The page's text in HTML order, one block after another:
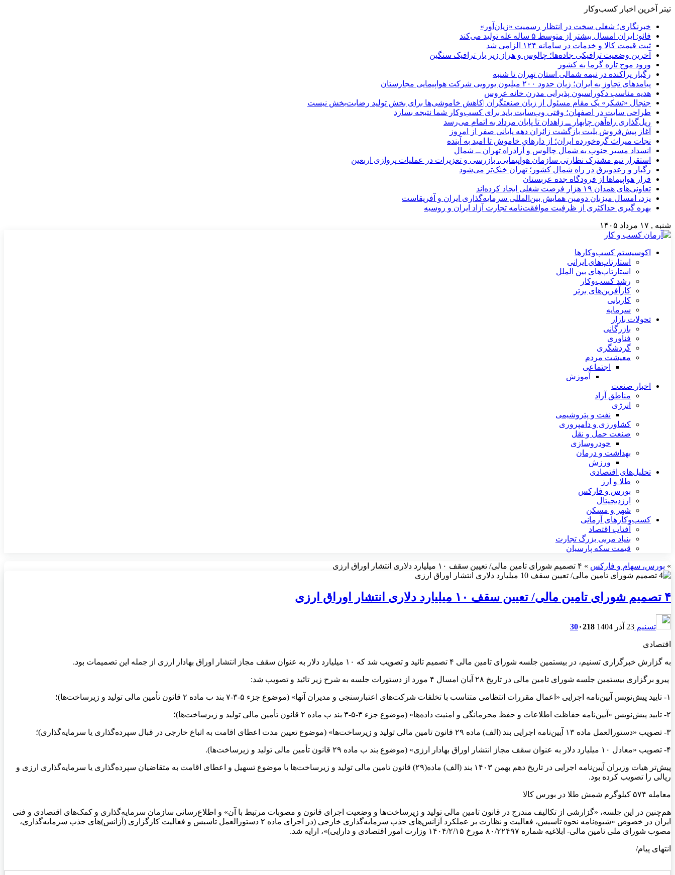
تیتر آخرین اخبار کسب‌وکار
خبرنگاری؛ شغلی سخت در انتظار رسمیت «زیان‌آور»
فائو: ایران امسال بیشتر از متوسط ۵ ساله غله تولید می‌کند
ثبت قیمت کالا و خدمات در سامانه ۱۲۴ الزامی شد
آخرین وضعیت ترافیکی جاده‌ها؛ چالوس و هراز زیر بار ترافیک سنگین
ورود موج تازه گرما به کشور
رگبار پراکنده در نیمه شمالی استان تهران تا شنبه
پیامدهای تجاوز به ایران؛ زیان حدود ۲۰۰ میلیون یورویی شرکت هواپیمایی مجارستان
هدیه مناسب دکوراسیون پذیرایی مدرن خانه عروس
جنجال «تشکر» یک مقام مسئول از زبان صنعتگران |کاهش خاموشی‌ها برای بخش تولید رضایت‌بخش نیست
طراحی سایت در اصفهان؛ وقتی وب‌سایت باید برای کسب‌وکار شما نتیجه بسازد
ریل‌گذاری راه‌آهن چابهار ــ زاهدان تا پایان مرداد به اتمام می‌رسد
آغاز پیش‌فروش بلیت بازگشت زائران دهه پایانی صفر از امروز
نجات میراث گره‌خورده ایران؛ از دارهای خاموش تا امید به آینده
انسداد مسیر جنوب به شمال چالوس و آزادراه تهران ــ شمال
استقرار تیم مشترک نظارتی سازمان هواپیمایی، بازرسی و تعزیرات در عملیات پروازی اربعین
رگبار و رعدوبرق در راه شمال کشور؛ تهران خنک‌تر می‌شود
فرار هواپیماها از فرودگاه جده عربستان
تعاونی‌های همدان ۱۹ هزار فرصت شغلی ایجاد کرده‌اند
یزد، امسال میزبان دومین همایش بین‌المللی سرمایه‌گذاری ایران و آفریقاست
بهره گیری حداکثری از ظرفیت موافقت‌نامه تجارت آزاد ایران و روسیه
شنبه , ۱۷ مرداد ۱۴۰۵
اکوسیستم کسب‌وکارها
استارتاپ‌های ایرانی
استارتاپ‌های بین الملل
رشد کسب‌وکار
کارآفرین‌های برتر
کاریابی
سرمایه
تحولات بازار
بازرگانی
فناوری
گردشگری
معیشت مردم
اجتماعی
آموزش
اخبار صنعت
مناطق آزاد
انرژی
نفت و پتروشیمی
کشاورزی و دامپروری
صنعت حمل و نقل
خودروسازی
بهداشت و درمان
ورزش
تحلیل‌های اقتصادی
طلا و ارز
بورس و فارکس
ارزدیجیتال
شهر و مسکن
کسب‌وکارهای آرمانی
آفتاب اقتصاد
بنیاد مربی بزرگ تجارت
قیمت سکه پارسیان
» بورس، سهام و فارکس » ۴ تصمیم شورای تامین مالی/ تعیین سقف ۱۰ میلیارد دلاری انتشار اوراق ارزی
۴ تصمیم شورای تامین مالی/ تعیین سقف ۱۰ میلیارد دلاری انتشار اوراق ارزی
تسنیم 23 آذر 1404 30۰218
اقتصادی
به گزارش خبرگزاری تسنیم، در بیستمین جلسه شورای تامین مالی ۴ تصمیم تائید و تصویب شد که ۱۰ میلیارد دلار به عنوان سقف مجاز انتشار اوراق بهادار ارزی از جمله این تصمیمات بود.
پیرو برگزاری بیستمین جلسه شورای تامین مالی در تاریخ ۲۸ آبان امسال ۴ مورد از دستورات جلسه به شرح زیر تائید و تصویب شد:
۱- تایید پیش‌نویس آیین‌نامه اجرایی «اعمال مقررات انتظامی متناسب با تخلفات شرکت‌های اعتبارسنجی و مدیران آنها» (موضوع جزء ۵-۳-۷ بند ب ماده ۲ قانون تأمین مالی تولید و زیرساخت‌ها)؛
۲- تایید پیش‌نویس «آیین‌نامه حفاظت اطلاعات و حفظ محرمانگی و امنیت داده‌ها» (موضوع جزء ۳-۵-۳ بند ب ماده ۲ قانون تأمین مالی تولید و زیرساخت‌ها)؛
۳- تصویب «دستورالعمل ماده ۱۳ آیین‌نامه اجرایی بند (الف) ماده ۲۹ قانون تامین مالی تولید و زیرساخت‌ها» (موضوع تعیین مدت اعطای اقامت به اتباع خارجی در قبال سپرده‌گذاری یا سرمایه‌گذاری)؛
۴- تصویب «معادل ۱۰ میلیارد دلار به عنوان سقف مجاز انتشار اوراق بهادار ارزی» (موضوع بند ب ماده ۲۹ قانون تأمین مالی تولید و زیرساخت‌ها).
پیش‌تر هیات وزیران آیین‌نامه اجرایی در تاریخ دهم بهمن ۱۴۰۳ بند (الف) ماده(۲۹) قانون تامین مالی تولید و زیرساخت‌ها با موضوع تسهیل و اعطای اقامت به متقاضیان سپرده‌گذاری یا سرمایه‌گذاری ارزی و
ریالی را تصویب کرده بود.
معامله ۵۷۴ کیلوگرم شمش طلا در بورس کالا
هم‌چنین در این جلسه، «گزارشی از تکالیف مندرج در قانون تامین مالی تولید و زیرساخت‌ها و وضعیت اجرای قانون و مصوبات مرتبط با آن» و اطلاع‌رسانی سازمان سرمایه‌گذاری و کمک‌های اقتصادی و فنی
ایران در خصوص «شیوه‌نامه نحوه تاسیس، فعالیت و نظارت بر عملکرد آژانس‌های جذب سرمایه‌گذاری خارجی (در اجرای ماده ۲ دستورالعمل تاسیس و فعالیت کارگزاری (آژانس)های جذب سرمایه‌گذاری،
مصوب شورای ملی تامین مالی- ابلاغیه شماره ۸۰/۲۲۴۹۷ مورخ ۱۴۰۴/۲/۱۵ وزارت امور اقتصادی و دارایی)»، ارایه شد.
انتهای پیام/